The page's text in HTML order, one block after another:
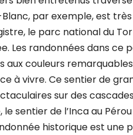
par exemple, est
le parc national du
Les randonnées dans
aux couleurs
à vivre. Ce sentier de
sur des
le sentier de l’Inca au
historique est une